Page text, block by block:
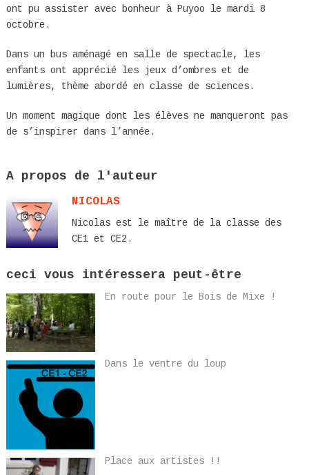
ont pu assister avec bonheur à Puyoo le mardi 8
octobre.
Dans un bus aménagé en salle de spectacle, les
enfants ont apprécié les jeux d’ombres et de
lumières, thème abordé en classe de sciences.
Un moment magique dont les élèves ne manqueront pas
de s’inspirer dans l’année.
A propos de l'auteur
NICOLAS
Nicolas est le maître de la classe des
CE1 et CE2.
ceci vous intéressera peut-être
En route pour le Bois de Mixe !
Dans le ventre du loup
Place aux artistes !!